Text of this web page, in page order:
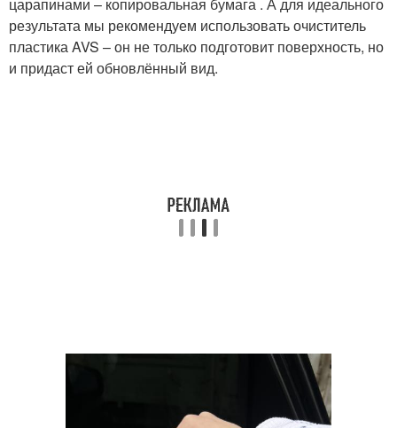
результата мы рекомендуем использовать очиститель
пластика AVS – он не только подготовит поверхность, но
и придаст ей обновлённый вид.